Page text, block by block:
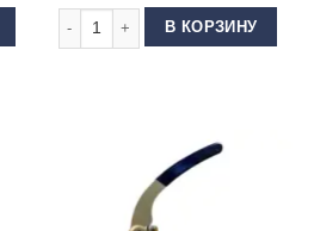
20 мм Темный никель
Количество товара Кнопка
В КОРЗИНУ